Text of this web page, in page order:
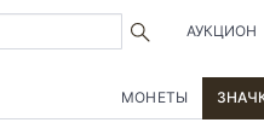
АУКЦИОН
МОНЕТЫ